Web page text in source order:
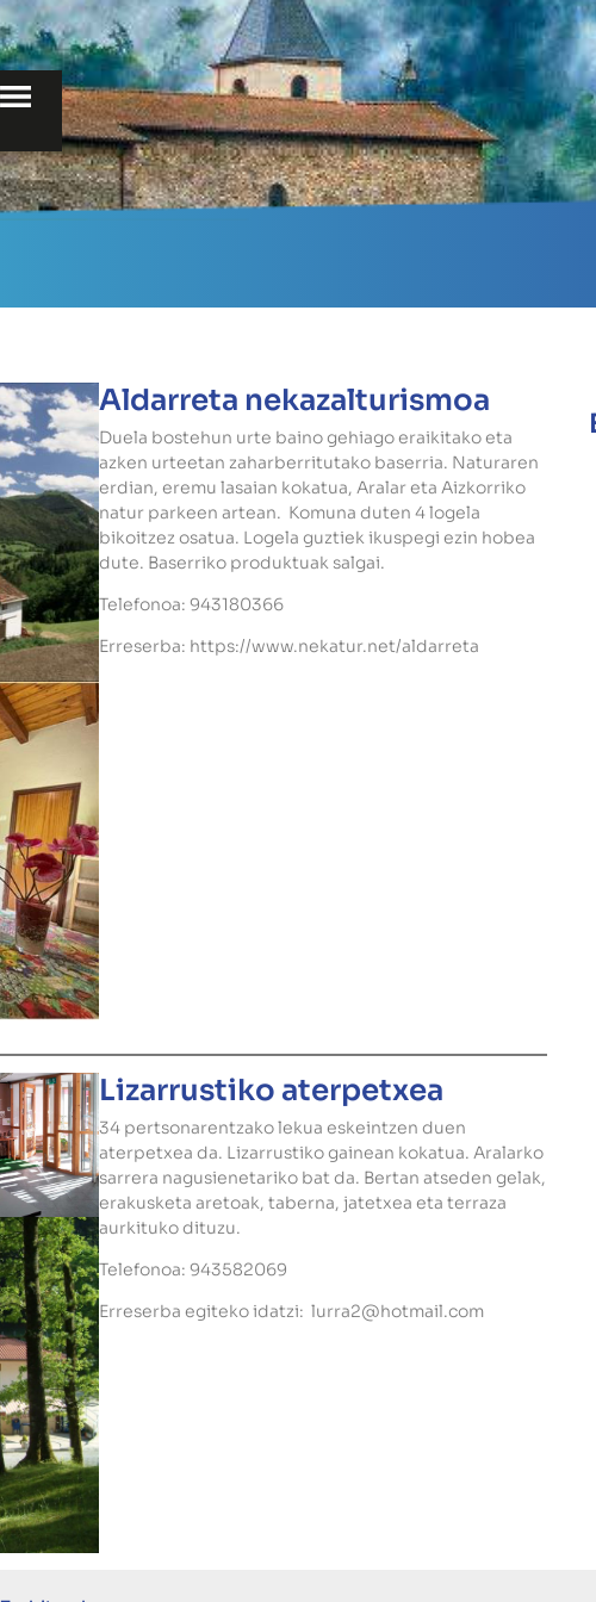
Menu
Aldarreta nekazalturismoa
Duela bostehun urte baino gehiago eraikitako eta
azken urteetan zaharberritutako baserria. Naturaren
erdian, eremu lasaian kokatua, Aralar eta Aizkorriko
natur parkeen artean. Komuna duten 4 logela
bikoitzez osatua. Logela guztiek ikuspegi ezin hobea
dute. Baserriko produktuak salgai.
Telefonoa: 943180366
Erreserba: https://www.nekatur.net/aldarreta
Lizarrustiko aterpetxea
34 pertsonarentzako lekua eskeintzen duen
aterpetxea da. Lizarrustiko gainean kokatua. Aralarko
sarrera nagusienetariko bat da. Bertan atseden gelak,
erakusketa aretoak, taberna, jatetxea eta terraza
aurkituko dituzu.
Telefonoa: 943582069
Erreserba egiteko idatzi: lurra2@hotmail.com